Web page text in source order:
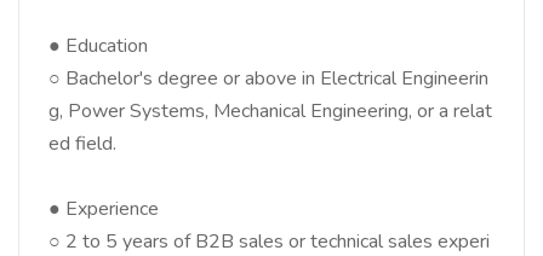
● Education
○ Bachelor's degree or above in Electrical Engineerin
g, Power Systems, Mechanical Engineering, or a relat
ed field.
● Experience
○ 2 to 5 years of B2B sales or technical sales experi